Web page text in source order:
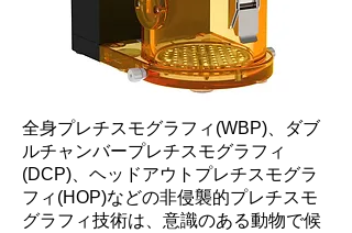
全身プレチスモグラフィ(WBP)、ダブ
ルチャンバープレチスモグラフィ
(DCP)、ヘッドアウトプレチスモグラ
フィ(HOP)などの非侵襲的プレチスモ
グラフィ技術は、意識のある動物で候